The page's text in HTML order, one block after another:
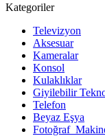
Kategoriler
Televizyon
Aksesuar
Kameralar
Konsol
Kulaklıklar
Giyilebilir
Telefon
Beyaz Eşya
Fotoğraf